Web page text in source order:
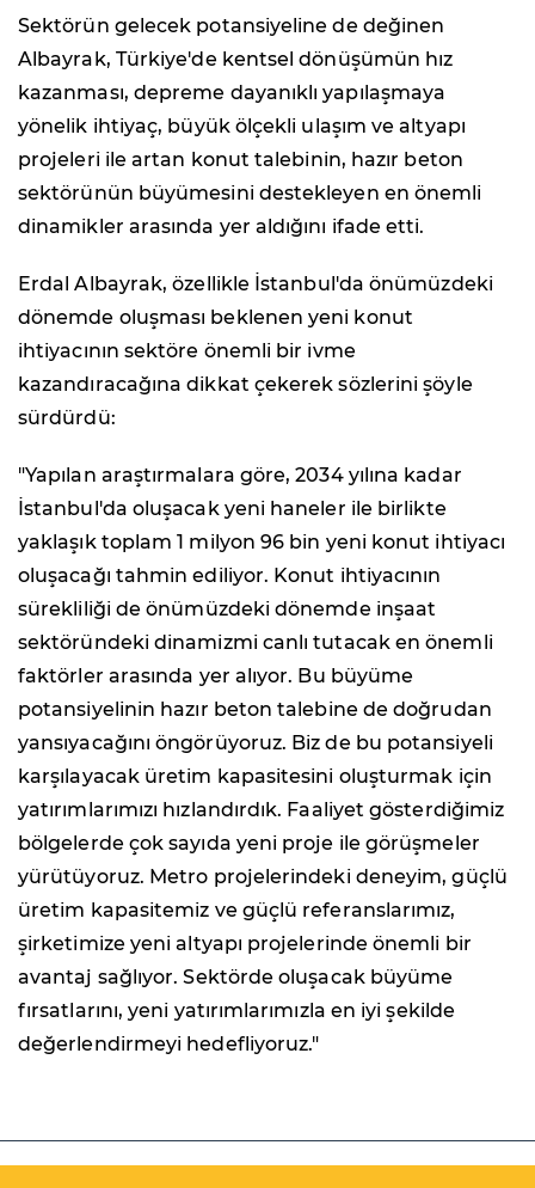
Sektörün gelecek potansiyeline de değinen
Albayrak, Türkiye'de kentsel dönüşümün hız
kazanması, depreme dayanıklı yapılaşmaya
yönelik ihtiyaç, büyük ölçekli ulaşım ve altyapı
projeleri ile artan konut talebinin, hazır beton
sektörünün büyümesini destekleyen en önemli
dinamikler arasında yer aldığını ifade etti.
Erdal Albayrak, özellikle İstanbul'da önümüzdeki
dönemde oluşması beklenen yeni konut
ihtiyacının sektöre önemli bir ivme
kazandıracağına dikkat çekerek sözlerini şöyle
sürdürdü:
"Yapılan araştırmalara göre, 2034 yılına kadar
İstanbul'da oluşacak yeni haneler ile birlikte
yaklaşık toplam 1 milyon 96 bin yeni konut ihtiyacı
oluşacağı tahmin ediliyor. Konut ihtiyacının
sürekliliği de önümüzdeki dönemde inşaat
sektöründeki dinamizmi canlı tutacak en önemli
faktörler arasında yer alıyor. Bu büyüme
potansiyelinin hazır beton talebine de doğrudan
yansıyacağını öngörüyoruz. Biz de bu potansiyeli
karşılayacak üretim kapasitesini oluşturmak için
yatırımlarımızı hızlandırdık. Faaliyet gösterdiğimiz
bölgelerde çok sayıda yeni proje ile görüşmeler
yürütüyoruz. Metro projelerindeki deneyim, güçlü
üretim kapasitemiz ve güçlü referanslarımız,
şirketimize yeni altyapı projelerinde önemli bir
avantaj sağlıyor. Sektörde oluşacak büyüme
fırsatlarını, yeni yatırımlarımızla en iyi şekilde
değerlendirmeyi hedefliyoruz."